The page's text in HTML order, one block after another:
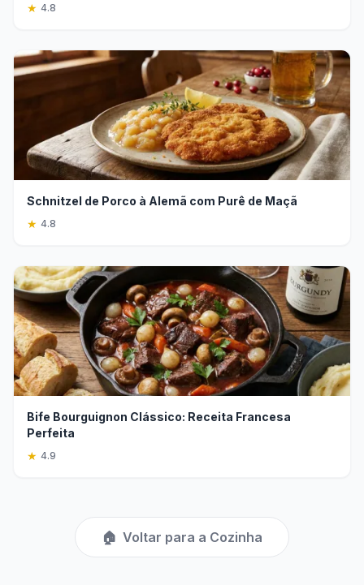
★ 4.8
Schnitzel de Porco à Alemã com Purê de Maçã
★ 4.8
Bife Bourguignon Clássico: Receita Francesa
Perfeita
★ 4.9
🏠 Voltar para a Cozinha